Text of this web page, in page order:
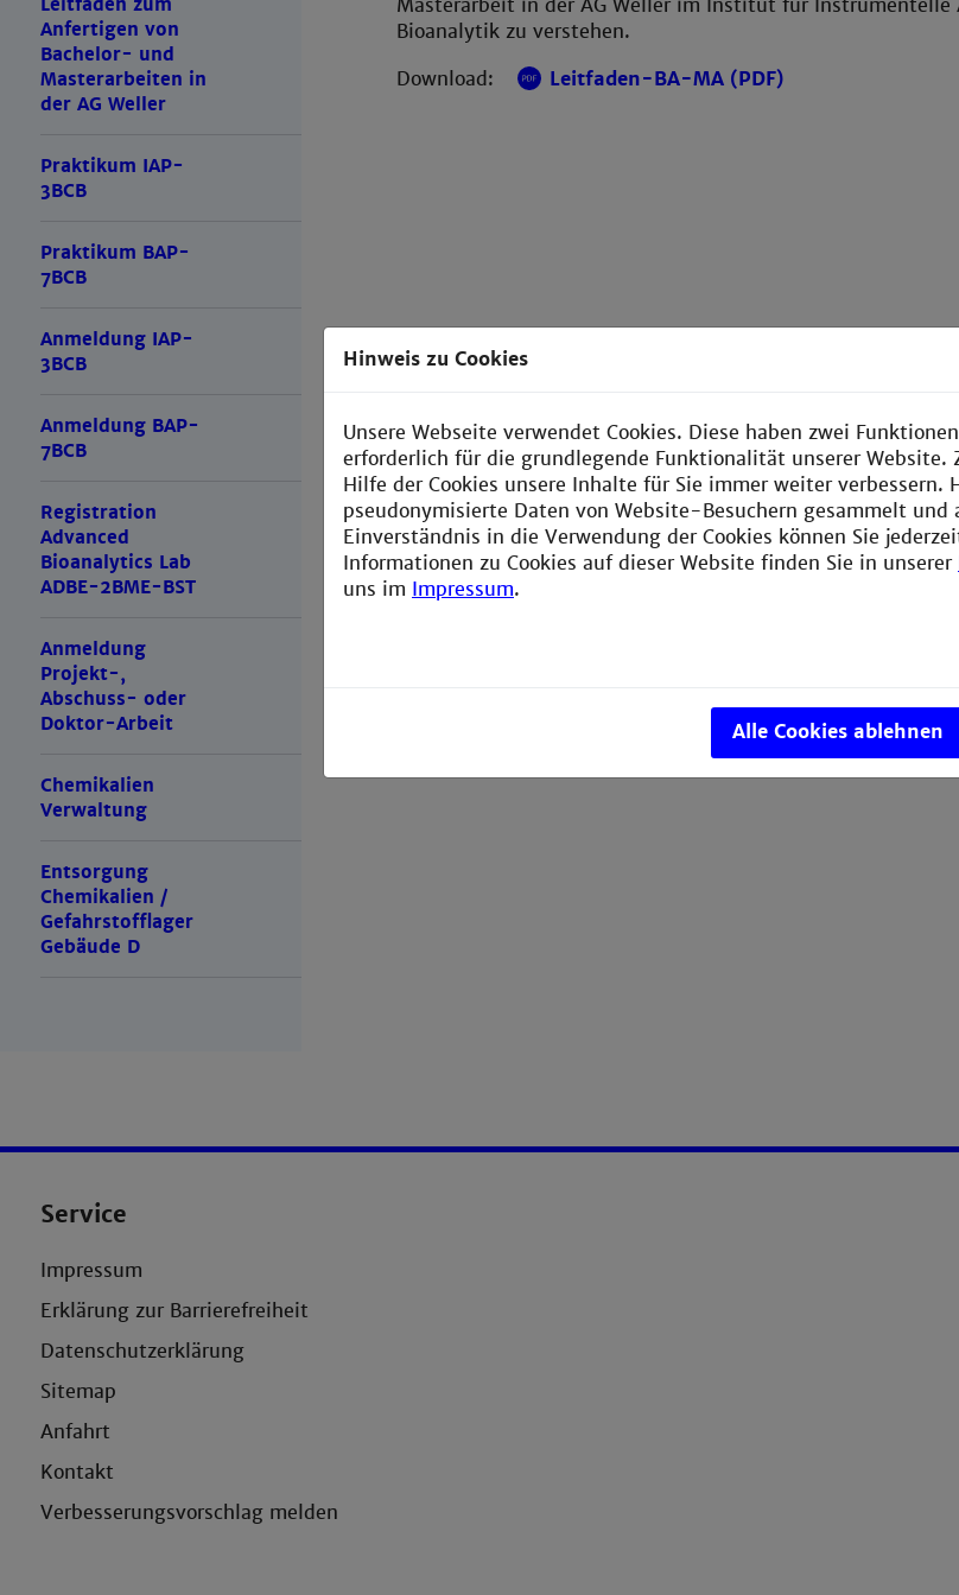
Anfertigen von
Bachelor- und
Masterarbeiten in
der AG Weller
Praktikum IAP-
3BCB
Praktikum BAP-
7BCB
Anmeldung IAP-
3BCB
Anmeldung BAP-
7BCB
Registration
Advanced
Bioanalytics Lab
ADBE-2BME-BST
Anmeldung
Projekt-,
Abschuss- oder
Doktor-Arbeit
Chemikalien
Verwaltung
Entsorgung
Chemikalien /
Gefahrstofflager
Gebäude D
Masterarbeit in der AG Weller im Institut für Instrumentelle
Bioanalytik zu verstehen.
Download:
Leitfaden-BA-MA (PDF)
Service
Impressum
Erklärung zur Barrierefreiheit
Datenschutzerklärung
Sitemap
Anfahrt
Kontakt
Verbesserungsvorschlag melden
Hinweis zu Cookies
Unsere Webseite verwendet Cookies. Diese haben zwei
erforderlich für die grundlegende Funktionalität unserer Website.
Hilfe der Cookies unsere Inhalte für Sie immer weiter verbessern.
pseudonymisierte Daten von Website-Besuchern gesammelt und
Einverständnis in die Verwendung der Cookies können Sie
Informationen zu Cookies auf dieser Website finden Sie in unserer
uns im Impressum.
Alle Cookies ablehnen